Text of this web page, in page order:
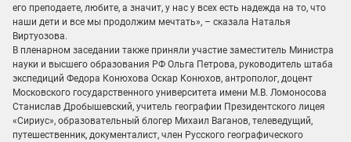
его преподаете, любите, а значит, у нас у всех есть надежда на то, что
наши дети и все мы продолжим мечтать», – сказала Наталья
Виртуозова.
В пленарном заседании также приняли участие заместитель Министра
науки и высшего образования РФ Ольга Петрова, руководитель штаба
экспедиций Федора Конюхова Оскар Конюхов, антрополог, доцент
Московского государственного университета имени М.В. Ломоносова
Станислав Дробышевский, учитель географии Президентского лицея
«Сириус», образовательный блогер Михаил Ваганов, телеведущий,
путешественник, документалист, член Русского географического